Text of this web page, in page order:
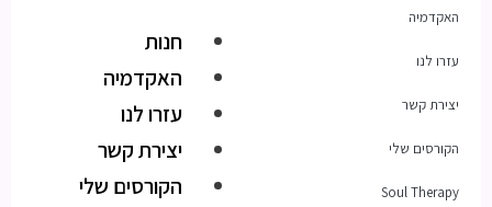
חנות
האקדמיה
עזרו לנו
יצירת קשר
הקורסים שלי
האקדמיה
עזרו לנו
יצירת קשר
הקורסים שלי
Soul Therapy